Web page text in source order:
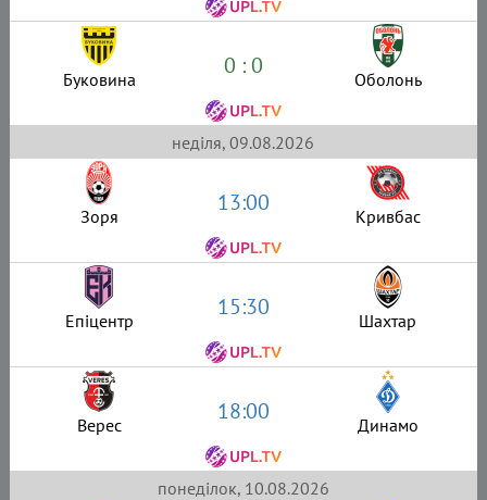
Буковина 0 : 0 Оболонь
неділя, 09.08.2026
Зоря 13:00 Кривбас
Епіцентр 15:30 Шахтар
Верес 18:00 Динамо
понеділок, 10.08.2026